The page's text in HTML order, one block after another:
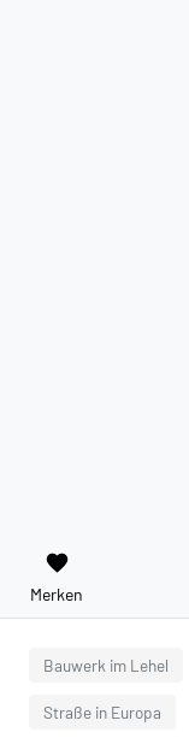
favorite
Merken
Bauwerk im Lehel
Straße in Europa